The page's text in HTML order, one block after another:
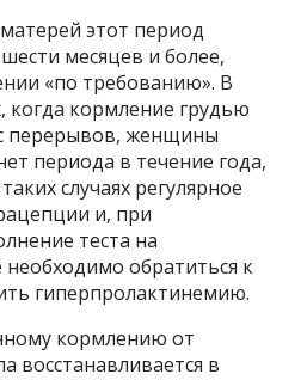
этот период
месяцев и более,
«по требованию». В
когда кормление грудью
перерывов, женщины
периода в течение года,
случаях регулярное
и, при
теста на
обратиться к
гиперпролактинемию.
кормлению от
восстанавливается в